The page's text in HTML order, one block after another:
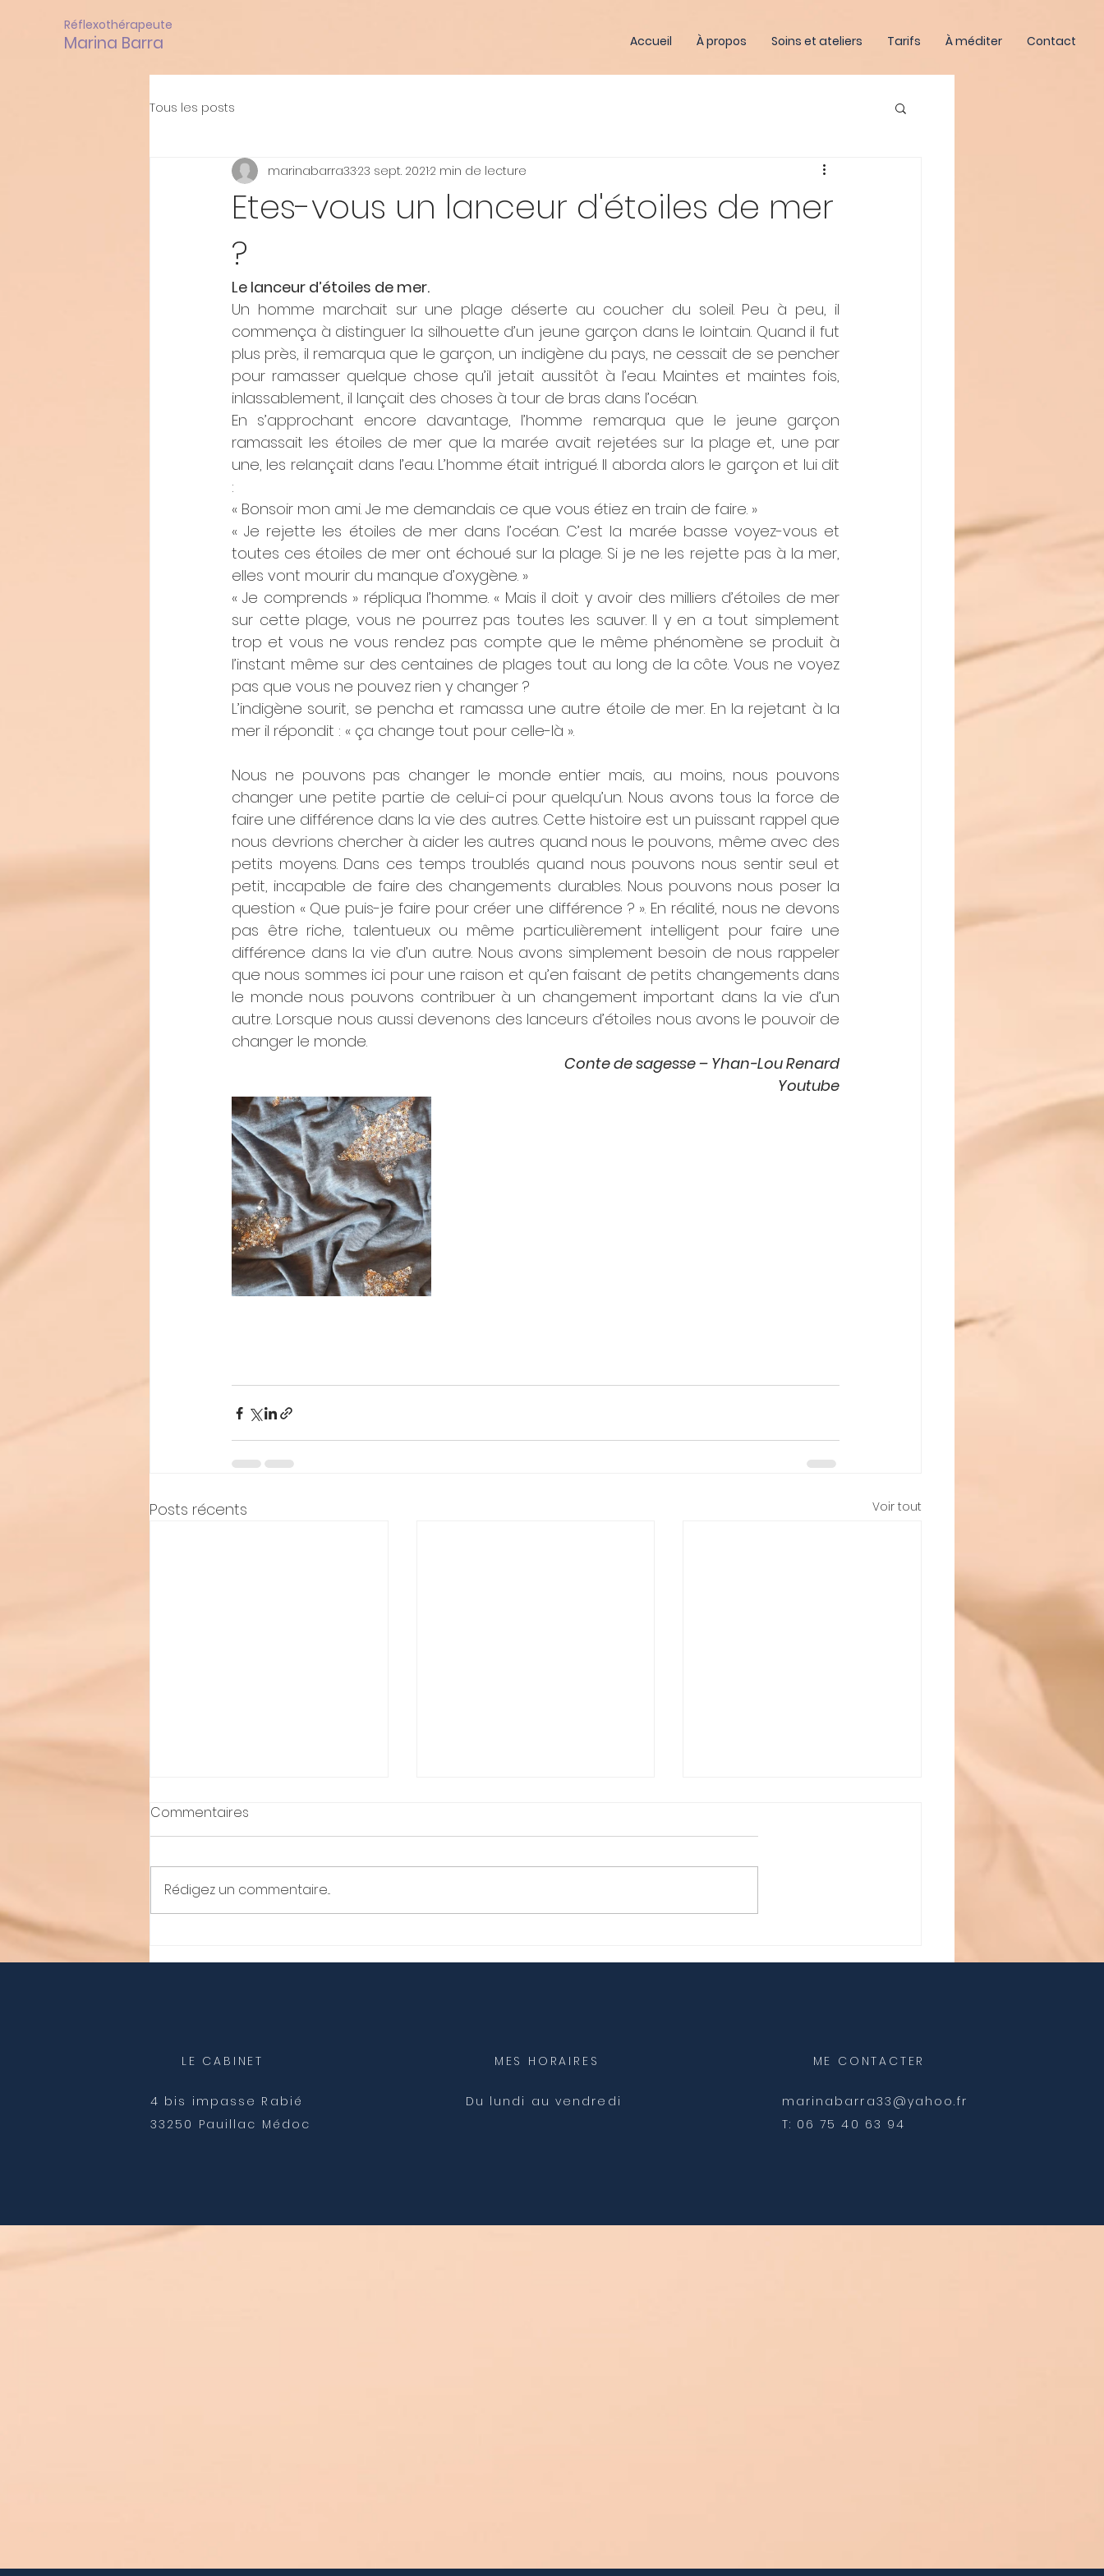
Réflexothérapeute
Marina Barra Accueil À propos Soins et ateliers Tarifs À méditer Contact
Tous les posts
Etes-vous un lanceur d'étoiles de mer
?
marinabarra3323 sept. 20212 min de lecture
Le lanceur d’étoiles de mer.
Un homme marchait sur une plage déserte au coucher du soleil. Peu à peu, il
commença à distinguer la silhouette d’un jeune garçon dans le lointain. Quand il fut
plus près, il remarqua que le garçon, un indigène du pays, ne cessait de se pencher
pour ramasser quelque chose qu’il jetait aussitôt à l’eau. Maintes et maintes fois,
inlassablement, il lançait des choses à tour de bras dans l’océan.
En s’approchant encore davantage, l’homme remarqua que le jeune garçon
ramassait les étoiles de mer que la marée avait rejetées sur la plage et, une par
une, les relançait dans l’eau. L’homme était intrigué. Il aborda alors le garçon et lui dit
:
« Bonsoir mon ami. Je me demandais ce que vous étiez en train de faire. »
« Je rejette les étoiles de mer dans l’océan. C’est la marée basse voyez-vous et
toutes ces étoiles de mer ont échoué sur la plage. Si je ne les rejette pas à la mer,
elles vont mourir du manque d’oxygène. »
« Je comprends » répliqua l’homme. « Mais il doit y avoir des milliers d’étoiles de mer
sur cette plage, vous ne pourrez pas toutes les sauver. Il y en a tout simplement
trop et vous ne vous rendez pas compte que le même phénomène se produit à
l’instant même sur des centaines de plages tout au long de la côte. Vous ne voyez
pas que vous ne pouvez rien y changer ?
L’indigène sourit, se pencha et ramassa une autre étoile de mer. En la rejetant à la
mer il répondit : « ça change tout pour celle-là ».
Nous ne pouvons pas changer le monde entier mais, au moins, nous pouvons
changer une petite partie de celui-ci pour quelqu’un. Nous avons tous la force de
faire une différence dans la vie des autres. Cette histoire est un puissant rappel que
nous devrions chercher à aider les autres quand nous le pouvons, même avec des
petits moyens. Dans ces temps troublés quand nous pouvons nous sentir seul et
petit, incapable de faire des changements durables. Nous pouvons nous poser la
question « Que puis-je faire pour créer une différence ? ». En réalité, nous ne devons
pas être riche, talentueux ou même particulièrement intelligent pour faire une
différence dans la vie d’un autre. Nous avons simplement besoin de nous rappeler
que nous sommes ici pour une raison et qu’en faisant de petits changements dans
le monde nous pouvons contribuer à un changement important dans la vie d’un
autre. Lorsque nous aussi devenons des lanceurs d’étoiles nous avons le pouvoir de
changer le monde.
Conte de sagesse – Yhan-Lou Renard
        Youtube
Posts récents Voir tout
famille
Commentaires
Rédigez un commentaire...
LE CABINET
4 bis impasse Rabié
33250 Pauillac Médoc
MES HORAIRES
Du lundi au vendredi
ME CONTACTER
marinabarra33@yahoo.fr
T: 06 75 40 63 94